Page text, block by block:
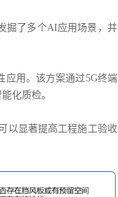
掘了多个AI应用场景，并
应用。该方案通过5G终端
化质检。
以显著提高工程施工验收